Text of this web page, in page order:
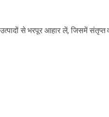
से भरपूर आहार लें, जिसमें संतृप्त